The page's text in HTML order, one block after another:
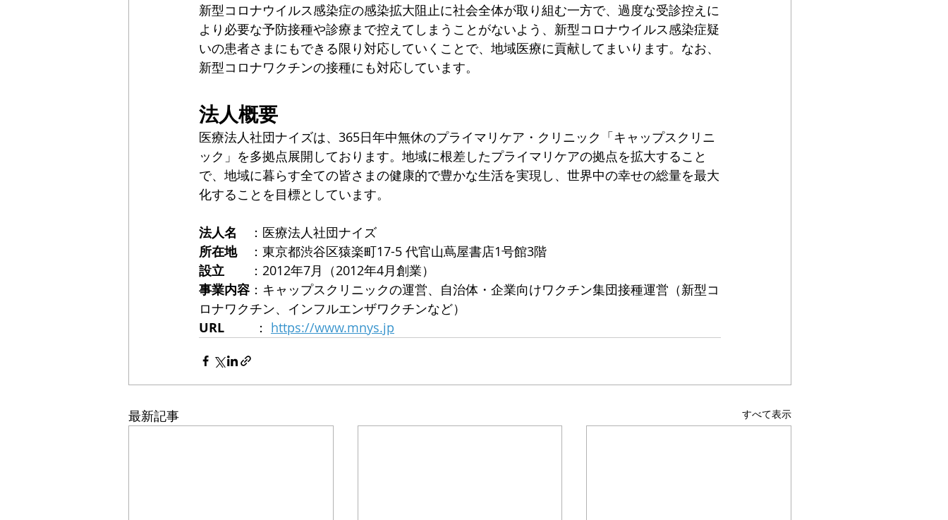
新型コロナウイルス感染症の感染拡大阻止に社会全体が取り組む一方で、過度な受診控えに
より必要な予防接種や診療まで控えてしまうことがないよう、新型コロナウイルス感染症疑
いの患者さまにもできる限り対応していくことで、地域医療に貢献してまいります。なお、
新型コロナワクチンの接種にも対応しています。
法人概要
医療法人社団ナイズは、365日年中無休のプライマリケア・クリニック「キャップスクリニ
ック」を多拠点展開しております。地域に根差したプライマリケアの拠点を拡大すること
で、地域に暮らす全ての皆さまの健康的で豊かな生活を実現し、世界中の幸せの総量を最大
化することを目標としています。
法人名 ：医療法人社団ナイズ
所在地 ：東京都渋谷区猿楽町17-5 代官山蔦屋書店1号館3階
設立 ：2012年7月（2012年4月創業）
事業内容 ：キャップスクリニックの運営、自治体・企業向けワクチン集団接種運営（新型コ
ロナワクチン、インフルエンザワクチンなど）
URL
  　   ：
https://www.mnys.jp
最新記事 すべて表示